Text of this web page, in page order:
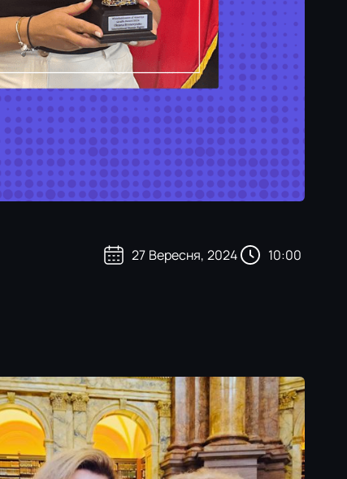
27 Вересня, 2024 10:00